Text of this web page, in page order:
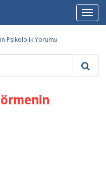
Psikolojik Yorumu